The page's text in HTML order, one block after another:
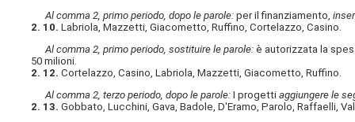
Al comma 2, primo periodo, dopo le parole: per il finanziamento,
2. 10. Labriola, Mazzetti, Giacometto, Ruffino, Cortelazzo, Casino.
Al comma 2, primo periodo, sostituire le parole: è autorizzata la
50 milioni.
2. 12. Cortelazzo, Casino, Labriola, Mazzetti, Giacometto, Ruffino.
Al comma 2, terzo periodo, dopo le parole: I progettiaggiungere le
2. 13. Gobbato, Lucchini, Gava, Badole, D'Eramo, Parolo, Raffaelli,